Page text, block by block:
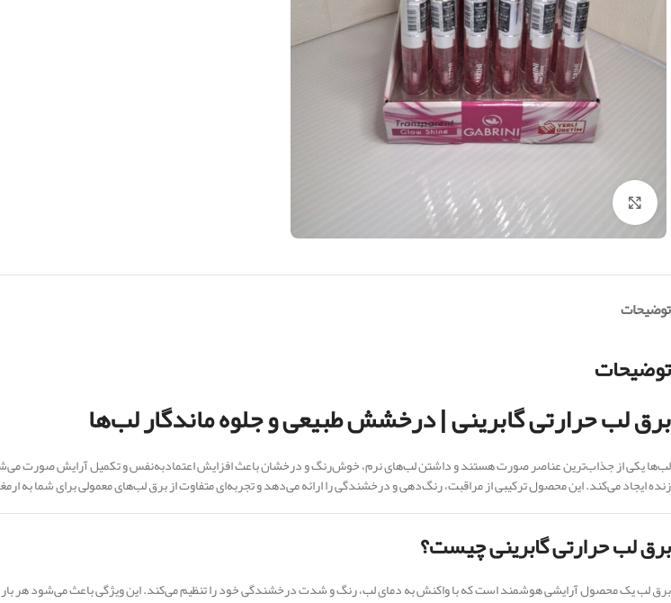
بزرگنمایی تصویر
توضیحات
توضیحات
برق لب حرارتی گابرینی | درخشش طبیعی و جلوه ماندگار لب‌ها
لب‌ها یکی از جذاب‌ترین عناصر صورت هستند و داشتن لب‌های نرم، خوش‌رنگ و درخشان باعث افزایش اعتمادبه‌نفس و تکمیل آرایش صورت
زنده ایجاد می‌کند. این محصول ترکیبی از مراقبت، رنگ‌دهی و درخشندگی را ارائه می‌دهد و تجربه‌ای متفاوت از برق لب‌های معمولی برای شما به
برق لب حرارتی گابرینی چیست؟
برق لب یک محصول آرایشی هوشمند است که با واکنش به دمای لب، رنگ و شدت درخشندگی خود را تنظیم می‌کند. این ویژگی باعث می‌شود هر بار